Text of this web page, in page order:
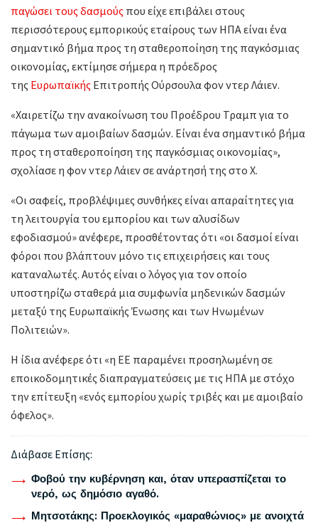
παγώσει τους δασμούς που είχε επιβάλει στους
περισσότερους εμπορικούς εταίρους των ΗΠΑ είναι ένα
σημαντικό βήμα προς τη σταθεροποίηση της παγκόσμιας
οικονομίας, εκτίμησε σήμερα η πρόεδρος
της Ευρωπαϊκής Επιτροπής Ούρσουλα φον ντερ Λάιεν.
«Χαιρετίζω την ανακοίνωση του Προέδρου Τραμπ για το
πάγωμα των αμοιβαίων δασμών. Είναι ένα σημαντικό βήμα
προς τη σταθεροποίηση της παγκόσμιας οικονομίας»,
σχολίασε η φον ντερ Λάιεν σε ανάρτησή της στο Χ.
«Οι σαφείς, προβλέψιμες συνθήκες είναι απαραίτητες για
τη λειτουργία του εμπορίου και των αλυσίδων
εφοδιασμού» ανέφερε, προσθέτοντας ότι «οι δασμοί είναι
φόροι που βλάπτουν μόνο τις επιχειρήσεις και τους
καταναλωτές. Αυτός είναι ο λόγος για τον οποίο
υποστηρίζω σταθερά μια συμφωνία μηδενικών δασμών
μεταξύ της Ευρωπαϊκής Ένωσης και των Ηνωμένων
Πολιτειών».
Η ίδια ανέφερε ότι «η ΕΕ παραμένει προσηλωμένη σε
εποικοδομητικές διαπραγματεύσεις με τις ΗΠΑ με στόχο
την επίτευξη «ενός εμπορίου χωρίς τριβές και με αμοιβαίο
όφελος».
Διάβασε Επίσης:
Φοβού την κυβέρνηση και, όταν υπερασπίζεται το
νερό, ως δημόσιο αγαθό.
Μητσοτάκης: Προεκλογικός «μαραθώνιος» με ανοιχτά